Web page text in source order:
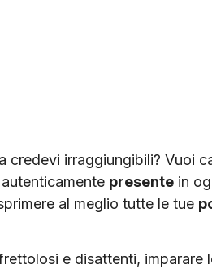
credevi irraggiungibili? Vuoi
presente in
al meglio tutte le tue
e disattenti, imparare